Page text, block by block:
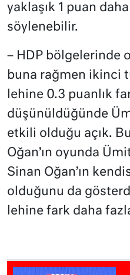
yaklaşık 1 puan daha
söylenebilir.
– HDP bölgelerinde
buna rağmen ikinci
lehine 0.3 puanlık
düşünüldüğünde
etkili olduğu açık.
Oğan’ın oyunda
Sinan Oğan’ın
olduğunu da
lehine fark daha